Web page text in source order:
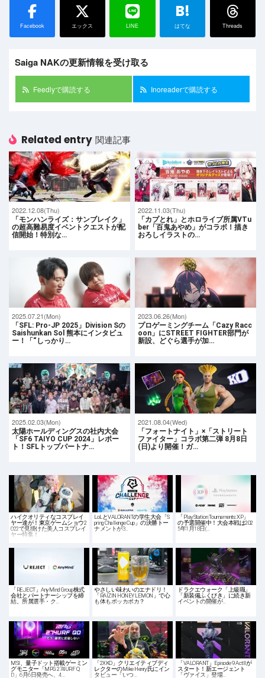
Facebook エックス LINE
B!
はてな Threads
Saiga NAKの更新情報を受け取る
Feedlyで購読する Inoreaderで購読する
Related entry 関連記事
2022.12.08(Thu)
「モンハンライズ：サンブレイク」
の超高難易度イベントクエストが配
信開始！特別な…
2022.11.03(Thu)
「カプとれ」とホロライブ所属VTu
ber「百鬼あやめ」がコラボ！描き
おろしイラストの…
2025.07.21(Mon)
「SFL: Pro-JP 2025」Division Sの
Saishunkan Sol 熊本にインタビュ
ー！「“しっかり…
2023.06.26(Mon)
プロゲーミングチーム「Cazy Racc
oon」にSTREET FIGHTER部門が
新設、どぐら選手が加…
2025.02.03(Mon)
太陽ホールディングスの社内大会
「SF6 TAIYO CUP 2024」レポー
ト！SFLトップパートナ…
2021.08.04(Wed)
「フォートナイト」×「ストリート
ファイター」コラボ第二弾 8月8日
(日)より開催！ガ…
ハイクオリティなコスプレイ
ヤー達が！東京ゲームショウ2
022で見掛けた美人コスプレイ
ヤー特集！
LoLとVALORANTの学生大会「S
pring Challenge Cup」の決勝トー
ナメントが3…
「PlayStation Tournaments: XP」
の予選開催中！大会本戦は202
5年1月18日(…
「REJECT」AnyMind Group株式
会社とパートナーシップを締
結。所属選手・ク…
やさしい味わいのエナドリ！
「RAIZIN HONEY LEMON」で心
も体もポッカポカ？
ドラクエウォーク「上級職」
「新装備ふくびき」に続き新
イベントの開催が…
MSI、量子ドット搭載ゲーミン
グモニター「MPG 274URF Q
D」6月6日発売へ、4…
「2XKO」クリエイティブディ
レクターのMike Henry氏にイン
タビュー「いつ…
「VALORANT」Episode 9 ActIIが
スタート！新エージェント
「ヴァイス」登場…